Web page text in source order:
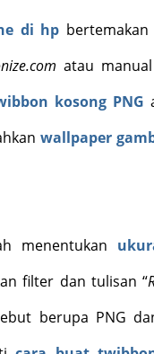
di hp
atau
kosong PNG
wallpaper
menentukan
filter dan tulisan “
berupa PNG